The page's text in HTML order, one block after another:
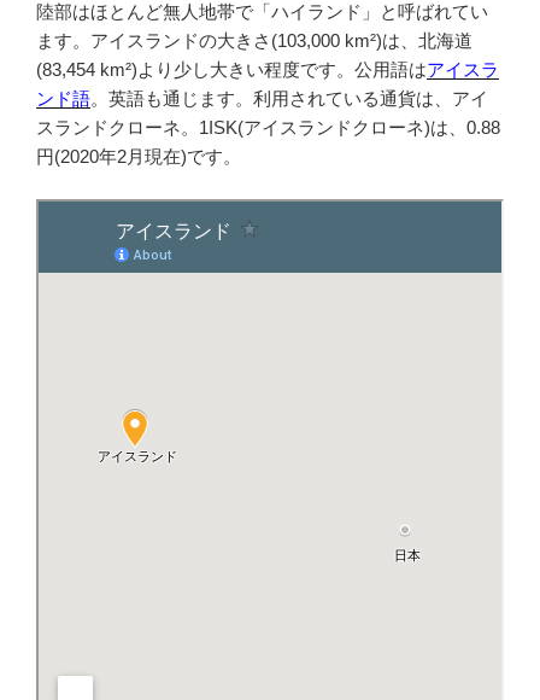
陸部はほとんど無人地帯で「ハイランド」と呼ばれてい
ます。アイスランドの大きさ(103,000 km²)は、北海道
(83,454 km²)より少し大きい程度です。公用語はアイスラ
ンド語。英語も通じます。利用されている通貨は、アイ
スランドクローネ。1ISK(アイスランドクローネ)は、0.88
円(2020年2月現在)です。